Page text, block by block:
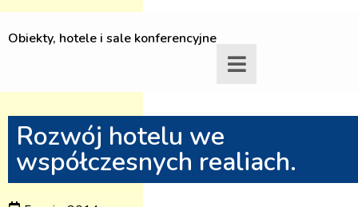
Obiekty, hotele i sale konferencyjne
Rozwój hotelu we
współczesnych realiach.